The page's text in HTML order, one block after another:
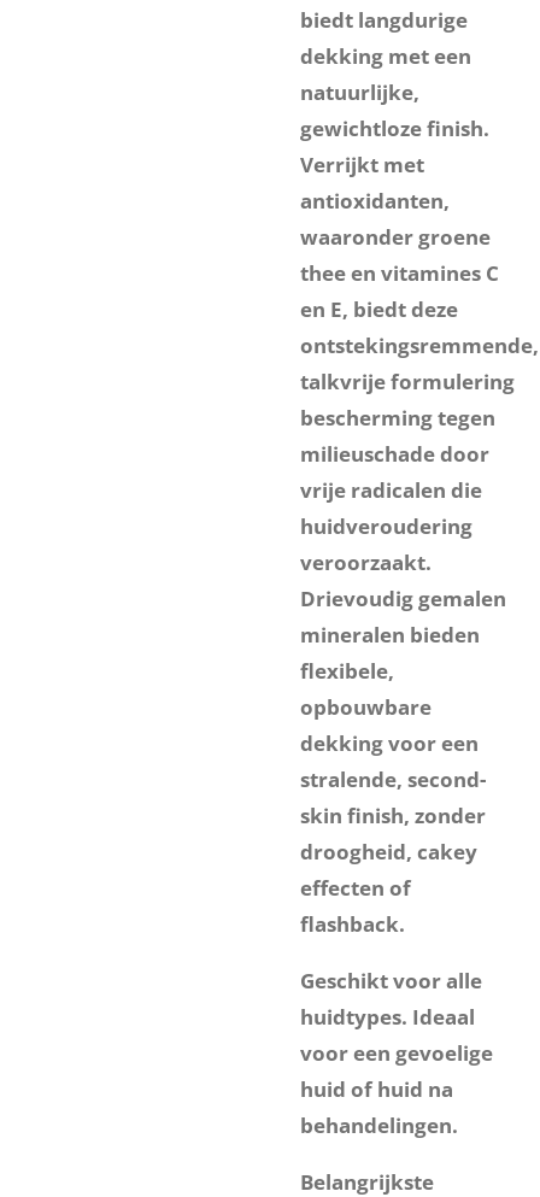
biedt langdurige
dekking met een
natuurlijke,
gewichtloze finish.
Verrijkt met
antioxidanten,
waaronder groene
thee en vitamines C
en E, biedt deze
ontstekingsremmende,
talkvrije formulering
bescherming tegen
milieuschade door
vrije radicalen die
huidveroudering
veroorzaakt.
Drievoudig gemalen
mineralen bieden
flexibele,
opbouwbare
dekking voor een
stralende, second-
skin finish, zonder
droogheid, cakey
effecten of
flashback.
Geschikt voor alle
huidtypes. Ideaal
voor een gevoelige
huid of huid na
behandelingen.
Belangrijkste